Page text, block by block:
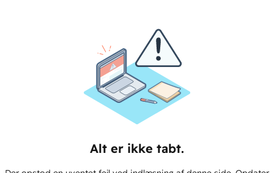
Alt er ikke tabt.